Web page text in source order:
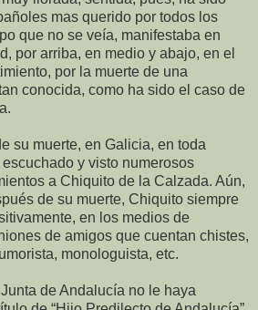
mas querido por todos los
que no se veía, manifestaba en
por arriba, en medio y abajo, en el
por la muerte de una
conocida, como ha sido el caso de
su muerte, en Galicia, en toda
y visto numerosos
a Chiquito de la Calzada. Aún,
de su muerte, Chiquito siempre
en los medios de
de amigos que cuentan chistes,
monologuista, etc.
de Andalucía no le haya